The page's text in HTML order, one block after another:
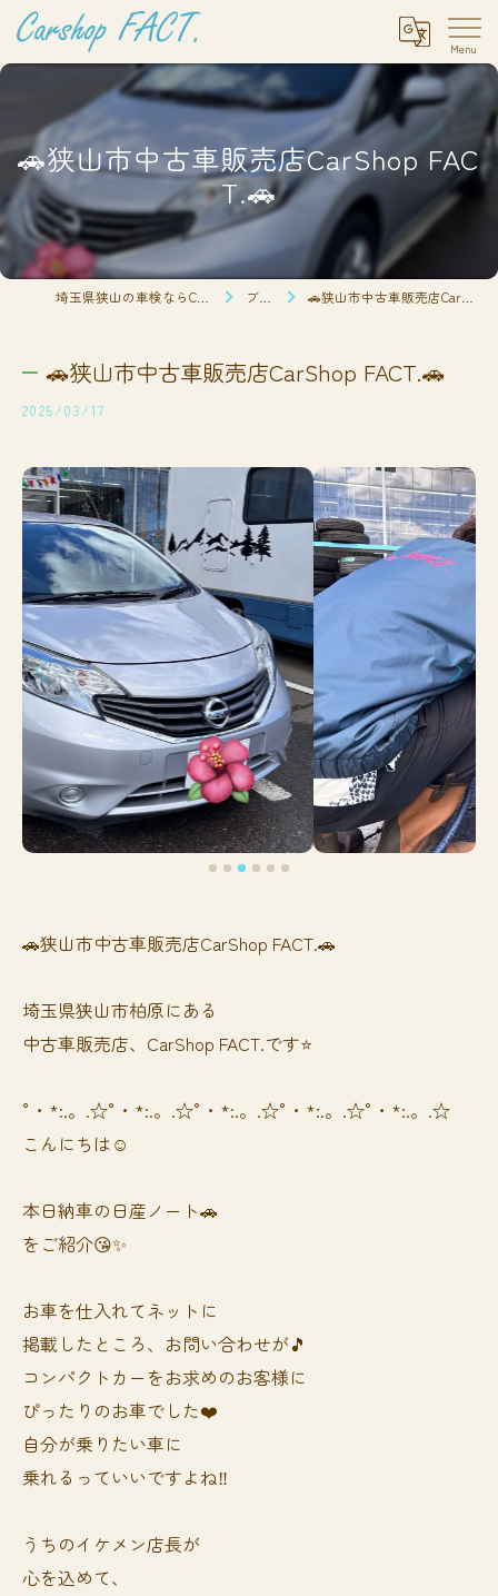
🚗狭山市中古車販売店CarShop FAC
T.🚗
ブログ 🚗狭山市中古車販売店CarShop FACT.🚗
🚗狭山市中古車販売店CarShop FACT.🚗
2025/03/17
🚗狭山市中古車販売店CarShop FACT.🚗
埼玉県狭山市柏原にある
中古車販売店、CarShop FACT.です⭐️
°・*:.。.☆°・*:.。.☆°・*:.。.☆°・*:.。.☆°・*:.。.☆
こんにちは☺️
本日納車の日産ノート🚗
をご紹介😘✨
お車を仕入れてネットに
掲載したところ、お問い合わせが🎵
コンパクトカーをお求めのお客様に
ぴったりのお車でした❤️
自分が乗りたい車に
乗れるっていいですよね‼️
うちのイケメン店長が
心を込めて、